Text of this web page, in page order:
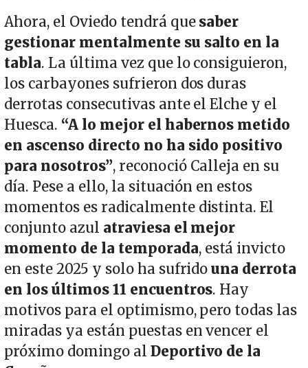
Ahora, el Oviedo tendrá quesaber
gestionar mentalmente su salto en la
tabla. La última vez que lo consiguieron,
los carbayones sufrieron dos duras
derrotas consecutivas ante el Elche y el
Huesca. “A lo mejor el habernos metido
en ascenso directo no ha sido positivo
para nosotros”, reconoció Calleja en su
día. Pese a ello, la situación en estos
momentos es radicalmente distinta. El
conjunto azul atraviesa el mejor
momento de la temporada, está invicto
en este 2025 y solo ha sufridouna derrota
en los últimos 11 encuentros. Hay
motivos para el optimismo, pero todas las
miradas ya están puestas en vencer el
próximo domingo al Deportivo de la